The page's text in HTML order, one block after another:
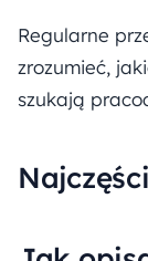
Regularne
zrozumieć,
szukają